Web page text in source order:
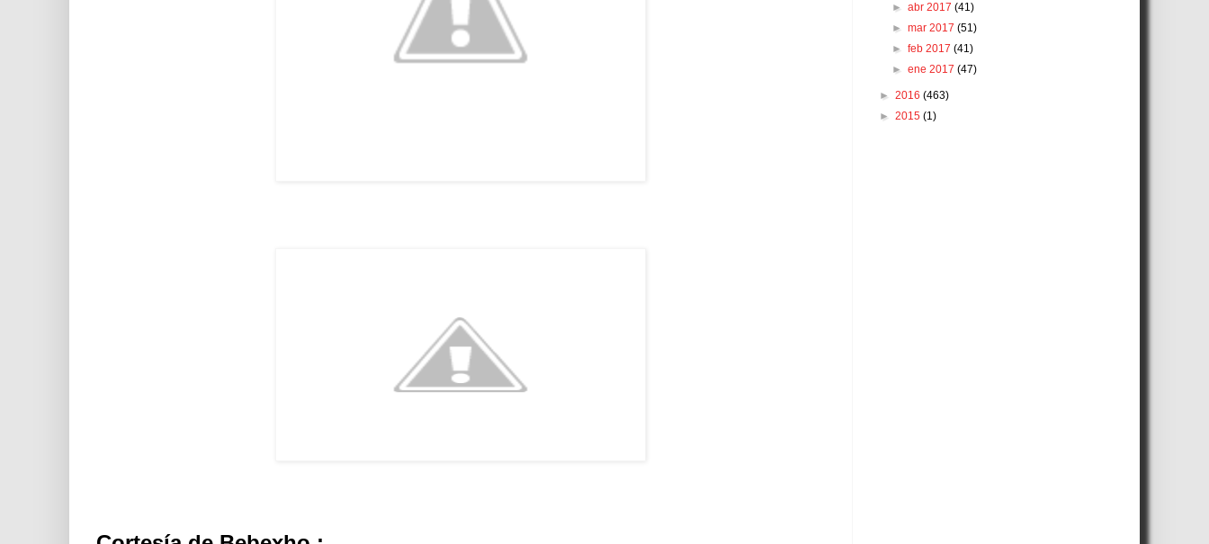
►abr 2017(41)
►mar 2017(51)
►feb 2017(41)
►ene 2017(47)
► 2016 (463)
► 2015 (1)